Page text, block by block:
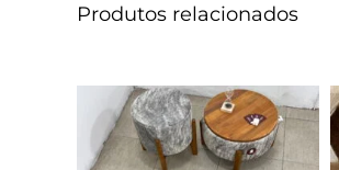
Produtos relacionados